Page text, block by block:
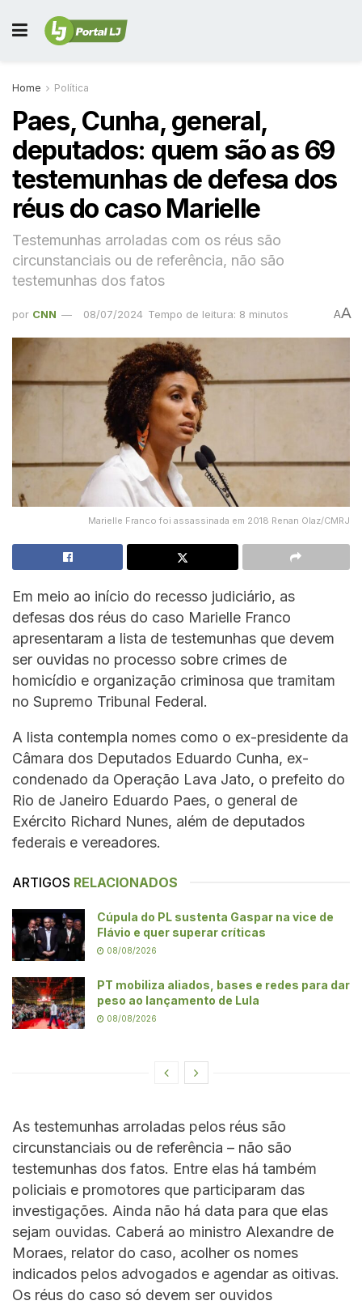
Home Política
Paes, Cunha, general,
deputados: quem são as 69
testemunhas de defesa dos
réus do caso Marielle
Testemunhas arroladas com os réus são
circunstanciais ou de referência, não são
testemunhas dos fatos
por CNN 08/07/2024 Tempo de leitura: 8 minutos AA
Marielle Franco foi assassinada em 2018 Renan Olaz/CMRJ
Em meio ao início do recesso judiciário, as
defesas dos réus do caso Marielle Franco
apresentaram a lista de testemunhas que devem
ser ouvidas no processo sobre crimes de
homicídio e organização criminosa que tramitam
no Supremo Tribunal Federal.
A lista contempla nomes como o ex-presidente da
Câmara dos Deputados Eduardo Cunha, ex-
condenado da Operação Lava Jato, o prefeito do
Rio de Janeiro Eduardo Paes, o general de
Exército Richard Nunes, além de deputados
federais e vereadores.
ARTIGOS RELACIONADOS
Cúpula do PL sustenta Gaspar na vice de
Flávio e quer superar críticas
08/08/2026
PT mobiliza aliados, bases e redes para dar
peso ao lançamento de Lula
08/08/2026
As testemunhas arroladas pelos réus são
circunstanciais ou de referência – não são
testemunhas dos fatos. Entre elas há também
policiais e promotores que participaram das
investigações. Ainda não há data para que elas
sejam ouvidas. Caberá ao ministro Alexandre de
Moraes, relator do caso, acolher os nomes
indicados pelos advogados e agendar as oitivas.
Os réus do caso só devem ser ouvidos